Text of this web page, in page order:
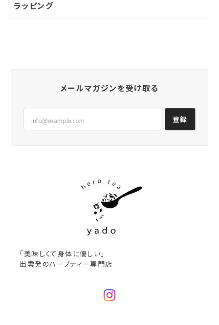
ラッピング
メールマガジンを受け取る
登録
「美味しくて身体に優しい」
出雲発のハーブティー専門店